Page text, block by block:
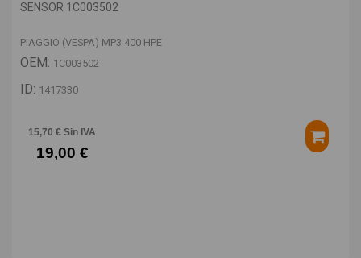
SENSOR 1C003502
PIAGGIO (VESPA) MP3 400 HPE
OEM: 1C003502
ID: 1417330
15,70 € Sin IVA
19,00 €